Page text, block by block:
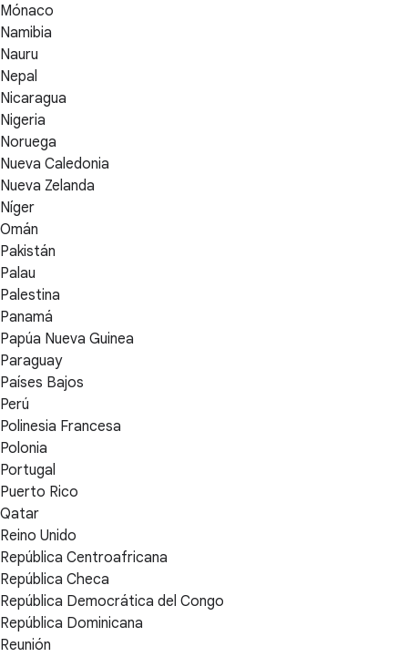
Mónaco
Namibia
Nauru
Nepal
Nicaragua
Nigeria
Noruega
Nueva Caledonia
Nueva Zelanda
Níger
Omán
Pakistán
Palau
Palestina
Panamá
Papúa Nueva Guinea
Paraguay
Países Bajos
Perú
Polinesia Francesa
Polonia
Portugal
Puerto Rico
Qatar
Reino Unido
República Centroafricana
República Checa
República Democrática del Congo
República Dominicana
Reunión